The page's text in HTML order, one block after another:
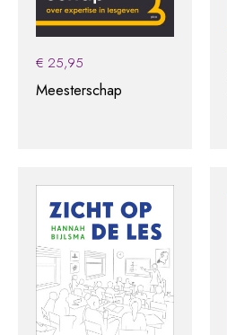
€ 25,95
Meesterschap